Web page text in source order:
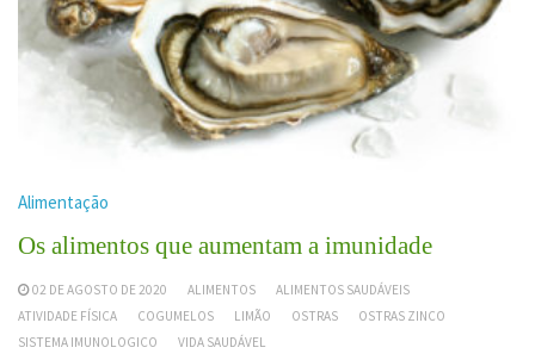
Alimentação
Os alimentos que aumentam a imunidade
02 DE AGOSTO DE 2020 ALIMENTOS
ALIMENTOS SAUDÁVEIS
ATIVIDADE FÍSICA
COGUMELOS LIMÃO OSTRAS
OSTRAS ZINCO
SISTEMA IMUNOLOGICO
VIDA SAUDÁVEL